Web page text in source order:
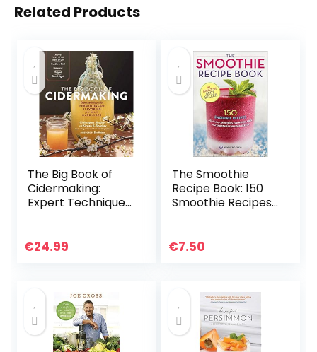
Related Products
The Big Book of
Cidermaking:
Expert Techniques
Favorite Hard
€24.99
The Smoothie
Recipe Book: 150
Smoothie Recipes
Weight Loss and
€7.50